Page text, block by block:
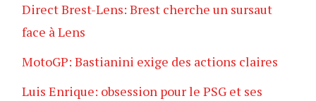
Direct Brest-Lens: Brest cherche un sursaut
face à Lens
MotoGP: Bastianini exige des actions claires
Luis Enrique: obsession pour le PSG et ses